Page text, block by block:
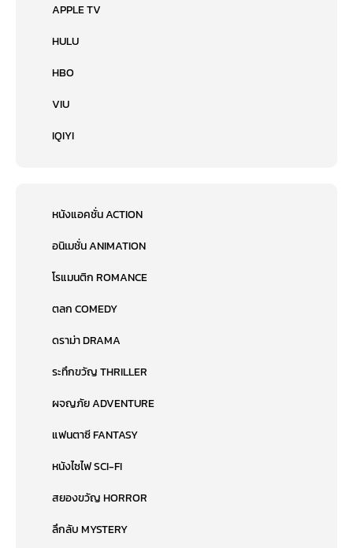
APPLE TV
HULU
HBO
VIU
IQIYI
หนังแอคชั่น ACTION
อนิเมชั่น ANIMATION
โรแมนติก ROMANCE
ตลก COMEDY
ดราม่า DRAMA
ระทึกขวัญ THRILLER
ผจญภัย ADVENTURE
แฟนตาซี FANTASY
หนังไซไฟ SCI-FI
สยองขวัญ HORROR
ลึกลับ MYSTERY